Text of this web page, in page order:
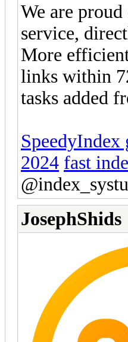
We are
service,
More
links within
tasks added
SpeedyIndex
2024 fast
JosephShids